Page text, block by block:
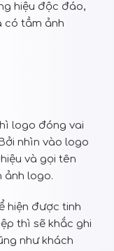
hiệu độc đáo,
có tầm ảnh
logo đóng vai
nhìn vào logo
và gọi tên
ảnh logo.
hiện được tinh
thì sẽ khắc ghi
như khách